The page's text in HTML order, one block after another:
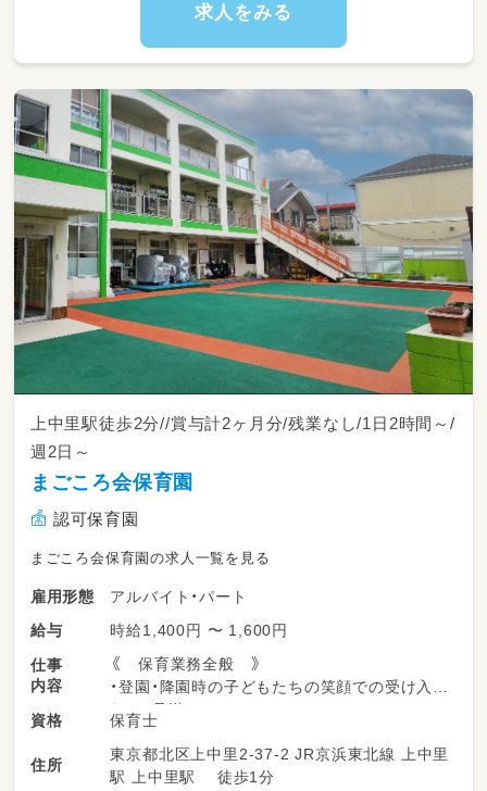
★複数担任制なので、先輩スタッフと協力しな
あなたの「やってみたい保育」やアイデアもぜひ
聞かせてくださいね！
求人をみる
上中里駅徒歩2分//賞与計2ヶ月分/残業なし/1日2時間～/
週2日～
まごころ会保育園
認可保育園
まごころ会保育園の求人一覧を見る
雇用形態
アルバイト・パート
給与
時給1,400円 〜 1,600円
仕事
内容
《 保育業務全般 》
・登園・降園時の子どもたちの笑顔での受け入
れ、お見送り
・室内遊びや園庭・公園での遊びの見守り
・お散歩や戸外活動時の安全な引率
・食事、トイレ、着替えなどの基本的な生活習慣
資格 保育士
住所
東京都北区上中里2-37-2 JR京浜東北線 上中里
駅 上中里駅 徒歩1分